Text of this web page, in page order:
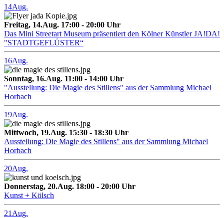
14Aug.
Freitag, 14.Aug. 17:00 - 20:00 Uhr
Das Mini Streetart Museum präsentiert den Kölner Künstler JA!DA!
"STADTGEFLÜSTER“
16Aug.
Sonntag, 16.Aug. 11:00 - 14:00 Uhr
"Ausstellung: Die Magie des Stillens" aus der Sammlung Michael
Horbach
19Aug.
Mittwoch, 19.Aug. 15:30 - 18:30 Uhr
Ausstellung: Die Magie des Stillens" aus der Sammlung Michael
Horbach
20Aug.
Donnerstag, 20.Aug. 18:00 - 20:00 Uhr
Kunst + Kölsch
21 Aug.